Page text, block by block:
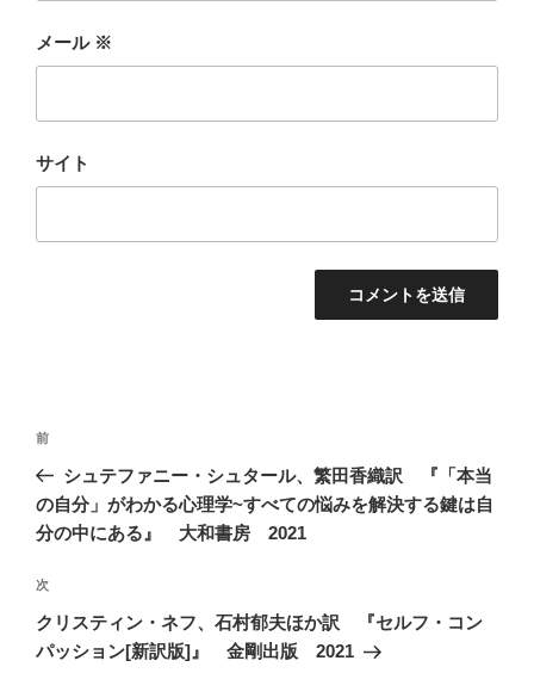
メール ※
サイト
投
ナ
ビ
ー
シ
ョ
前
の
投
稿
前
シュテファニー・シュタール、繁田香織訳 『「本当
の自分」がわかる心理学~すべての悩みを解決する鍵は自
分の中にある』 大和書房 2021
次
の
投
次
クリスティン・ネフ、石村郁夫ほか訳 『セルフ・コン
パッション[新訳版]』 金剛出版 2021